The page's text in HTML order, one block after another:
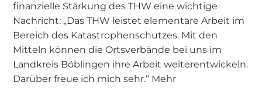
finanzielle Stärkung des THW eine wichtige
Nachricht: „Das THW leistet elementare Arbeit im
Bereich des Katastrophenschutzes. Mit den
Mitteln können die Ortsverbände bei uns im
Landkreis Böblingen ihre Arbeit weiterentwickeln.
Darüber freue ich mich sehr.“ Mehr